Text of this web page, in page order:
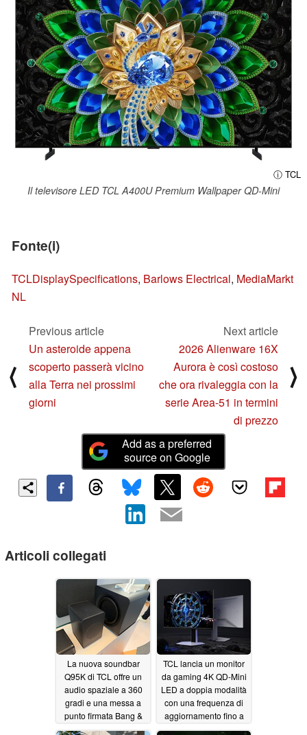
ⓘ TCL
Il televisore LED TCL A400U Premium Wallpaper QD-Mini
Fonte(i)
TCLDisplaySpecifications, Barlows Electrical, MediaMarkt
NL
⟨
Previous article
Un asteroide appena
scoperto passerà vicino
alla Terra nei prossimi
giorni
Next article
2026 Alienware 16X
Aurora è così costoso
che ora rivaleggia con la
serie Area-51 in termini
di prezzo
⟩
Add as a preferred
source on Google
Articoli collegati
La nuova soundbar
Q95K di TCL offre un
audio spaziale a 360
gradi e una messa a
punto firmata Bang &
Olufsen07/27/2026
TCL lancia un monitor
da gaming 4K QD-Mini
LED a doppia modalità
con una frequenza di
aggiornamento fino a
320 Hz07/09/2026